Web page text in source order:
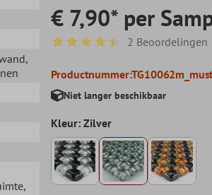
,
,
€ 7,90* per
Gemiddelde waardering van 4.5
2 Beoordelingen
Productnummer:
Niet langer beschikbaar
Kleur: Zilver